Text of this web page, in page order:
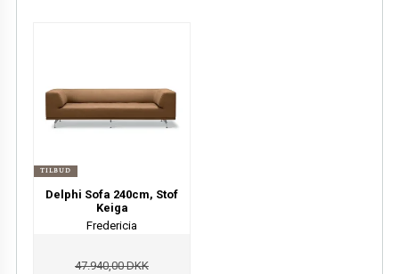
TILBUD
Delphi Sofa 240cm, Stof
Keiga
Fredericia
47.940,00 DKK